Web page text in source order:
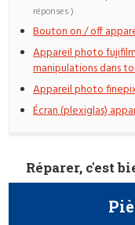
réponses )
Bouton on / off
Appareil photo
manipulations dans
Appareil photo
Écran (plexiglas)
Réparer, c'est